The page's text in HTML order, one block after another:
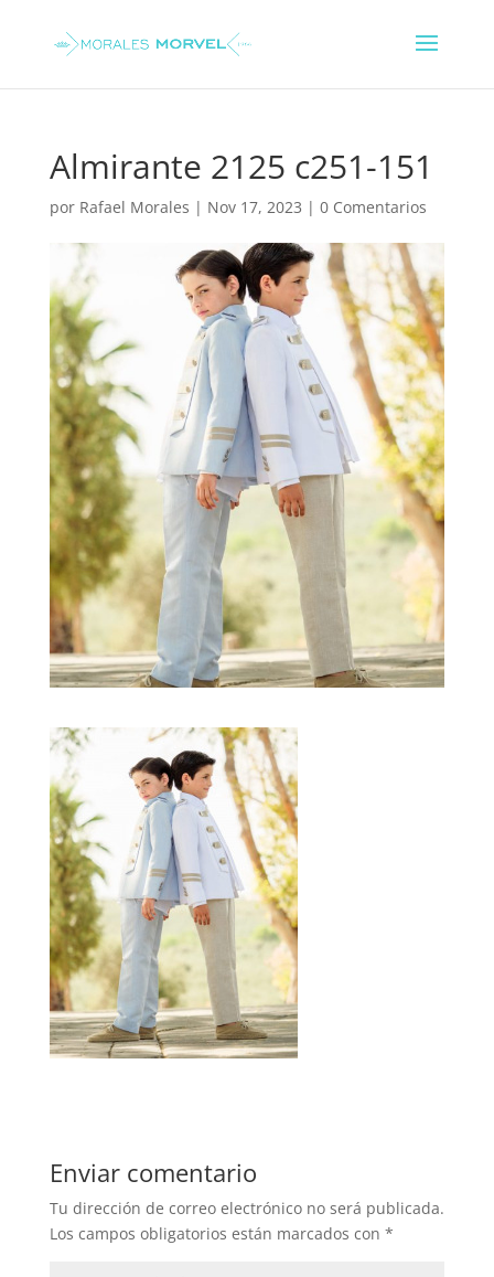
Almirante 2125 c251-151
por Rafael Morales | Nov 17, 2023 | 0 Comentarios
Enviar comentario
Tu dirección de correo electrónico no será publicada.
Los campos obligatorios están marcados con *